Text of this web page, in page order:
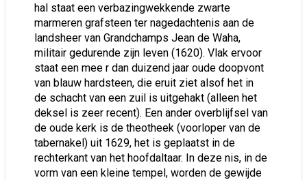
hal staat een verbazingwekkende zwarte
marmeren grafsteen ter nagedachtenis aan de
landsheer van Grandchamps Jean de Waha,
militair gedurende zijn leven (1620). Vlak ervoor
staat een mee r dan duizend jaar oude doopvont
van blauw hardsteen, die eruit ziet alsof het in
de schacht van een zuil is uitgehakt (alleen het
deksel is zeer recent). Een ander overblijfsel van
de oude kerk is de theotheek (voorloper van de
tabernakel) uit 1629, het is geplaatst in de
rechterkant van het hoofdaltaar. In deze nis, in de
vorm van een kleine tempel, worden de gewijde